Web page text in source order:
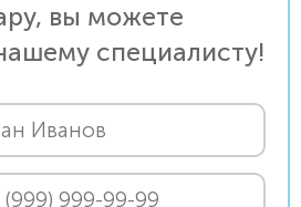
вы можете
специалисту!